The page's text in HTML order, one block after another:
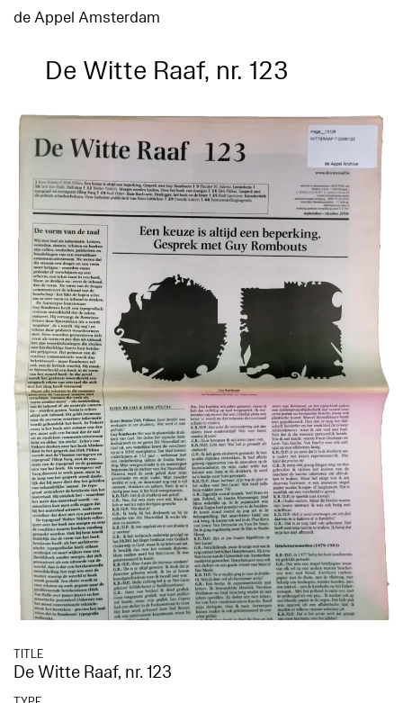
de Appel Amsterdam
De Witte Raaf, nr. 123
TITLE
De Witte Raaf, nr. 123